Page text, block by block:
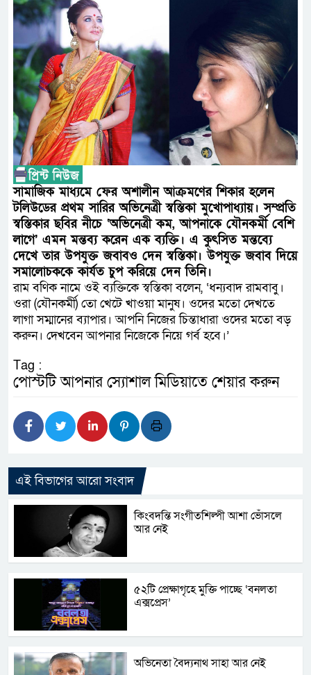
ফ্যাসিবাদবিরোধী আন্দোলনে
নিরপেক্ষ ও বিশ্বাসযোগ্য : প্রধানমন্ত্রী
বাগেরহাট মেডিকেল
জুলাই স্মৃতি জাদুঘরের দুয়ার
ফিলিপাইনের দক্ষিণ উপকূলে ৬.৩
আগস্টের শেষ সপ্তাহে খুলছে
উপদেষ্টা
সামাজিক মাধ্যমে ফের অশালীন আক্রমণের শিকার হলেন
টলিউডের প্রথম সারির অভিনেত্রী স্বস্তিকা মুখোপাধ্যায়। সম্প্রতি
স্বস্তিকার ছবির নীচে ‘অভিনেত্রী কম, আপনাকে যৌনকর্মী বেশি
লাগে’ এমন মন্তব্য করেন এক ব্যক্তি। এ কুৎসিত মন্তব্যে
দেখে তার উপযুক্ত জবাবও দেন স্বস্তিকা। উপযুক্ত জবাব দিয়ে
সমালোচককে কার্যত চুপ করিয়ে দেন তিনি।
রাম বণিক নামে ওই ব্যক্তিকে স্বস্তিকা বলেন, ‘ধন্যবাদ রামবাবু।
ওরা (যৌনকর্মী) তো খেটে খাওয়া মানুষ। ওদের মতো দেখতে
লাগা সম্মানের ব্যাপার। আপনি নিজের চিন্তাধারা ওদের মতো বড়
করুন। দেখবেন আপনার নিজেকে নিয়ে গর্ব হবে।’
Tag :
পোস্টটি আপনার স্যোশাল মিডিয়াতে শেয়ার করুন
এই বিভাগের আরো সংবাদ
কিংবদন্তি সংগীতশিল্পী আশা ভোঁসলে
আর নেই
৫২টি প্রেক্ষাগৃহে মুক্তি পাচ্ছে ‘বনলতা
এক্সপ্রেস’
অভিনেতা বৈদ্যনাথ সাহা আর নেই